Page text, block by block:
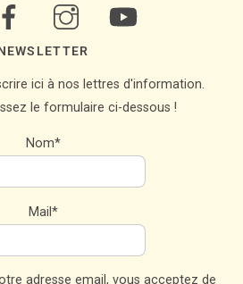
ici à nos lettres d'information.
le formulaire ci-dessous !
Nom*
Mail*
adresse email, vous acceptez de